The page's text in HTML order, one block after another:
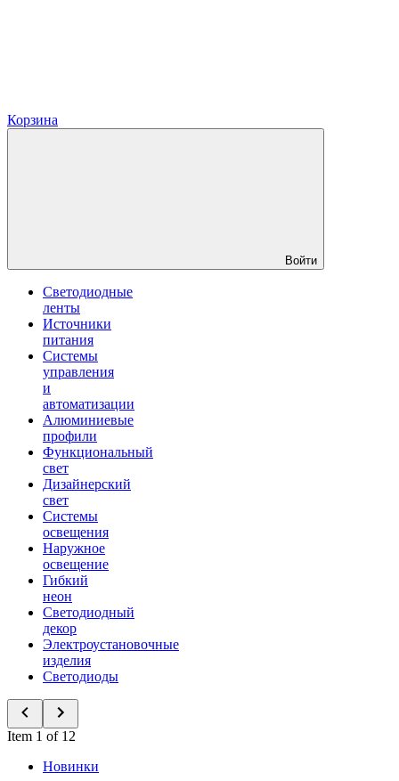
Корзина
Войти
Светодиодные
ленты
Источники
питания
Системы
управления
и
автоматизации
Алюминиевые
профили
Функциональный
свет
Дизайнерский
свет
Системы
освещения
Наружное
освещение
Гибкий
неон
Светодиодный
декор
Электроустановочные
изделия
Светодиоды
Item 1 of 12
Новинки